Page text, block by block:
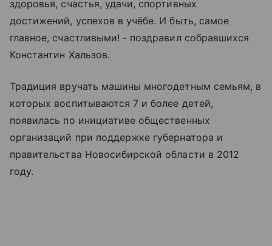
здоровья, счастья, удачи, спортивных
достижений, успехов в учёбе. И быть, самое
главное, счастливыми! - поздравил собравшихся
Константин Хальзов.
Традиция вручать машины многодетным семьям, в
которых воспитываются 7 и более детей,
появилась по инициативе общественных
организаций при поддержке губернатора и
правительства Новосибирской области в 2012
году.